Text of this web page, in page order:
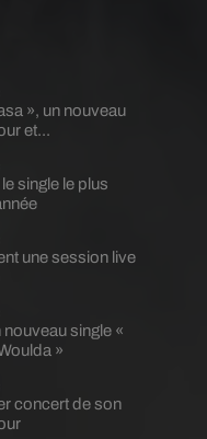
», un nouveau
et...
single le plus
une session live
single «
»
concert de son